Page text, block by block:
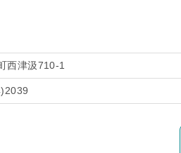
西津汲710-1